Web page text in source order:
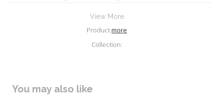
View More
Productmore
Collection:
You may also like